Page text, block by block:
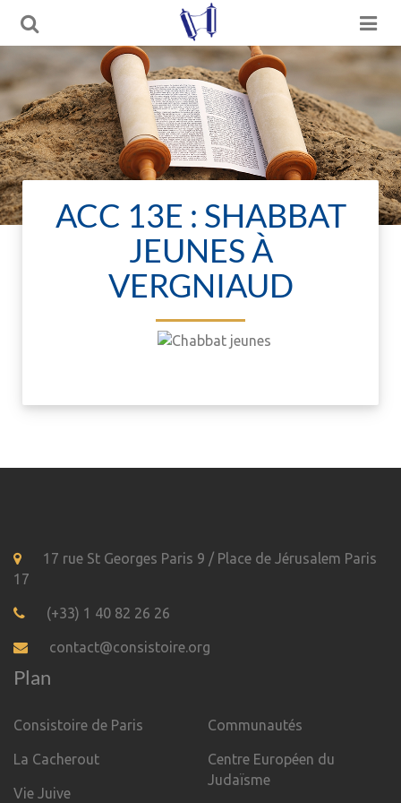
ACC 13E : SHABBAT
JEUNES À
VERGNIAUD
17 rue St Georges Paris 9 / Place de Jérusalem Paris
17
(+33) 1 40 82 26 26
contact@consistoire.org
Plan
Consistoire de Paris
La Cacherout
Vie Juive
Communautés
Centre Européen du
Judaïsme